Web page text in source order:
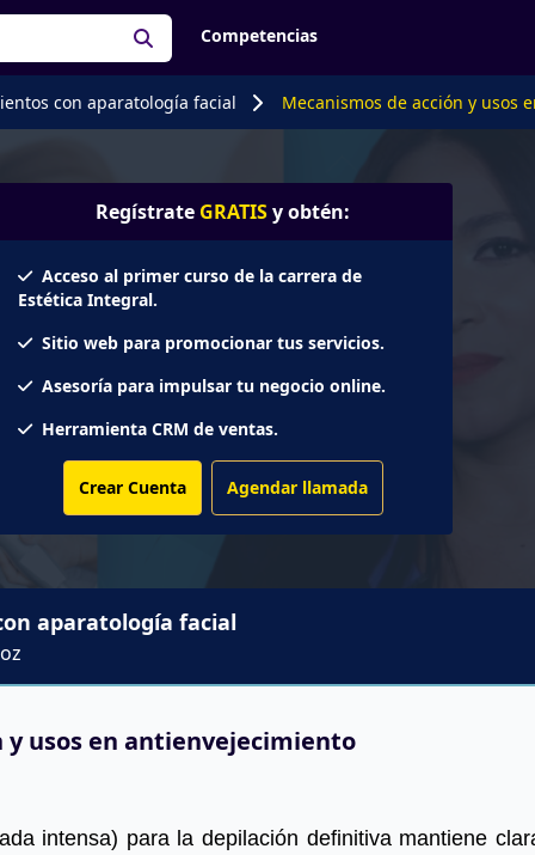
Competencias
con aparatología facial Mecanismos de acción y usos
Regístrate GRATISy obtén:
Acceso al primer curso de la carrera de
Estética Integral.
Sitio web para promocionar tus servicios.
Asesoría para impulsar tu negocio online.
Herramienta CRM de ventas.
Crear Cuenta Agendar llamada
aparatología facial
y usos en antienvejecimiento
intensa) para la depilación definitiva mantiene